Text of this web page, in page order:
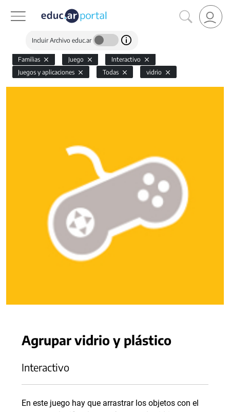
Incluir Archivo educ.ar
Familias Juego
Interactivo
Juegos y aplicaciones
Todas vidrio
Agrupar vidrio y plástico
Interactivo
En este juego hay que arrastrar los objetos con el